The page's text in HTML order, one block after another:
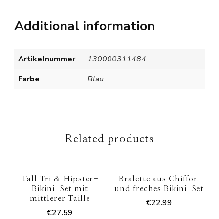
Additional information
Artikelnummer
130000311484
Farbe
Blau
Related products
Tall Tri & Hipster-
Bikini-Set mit
mittlerer Taille
€27.59
Bralette aus Chiffon
und freches Bikini-Set
€22.99